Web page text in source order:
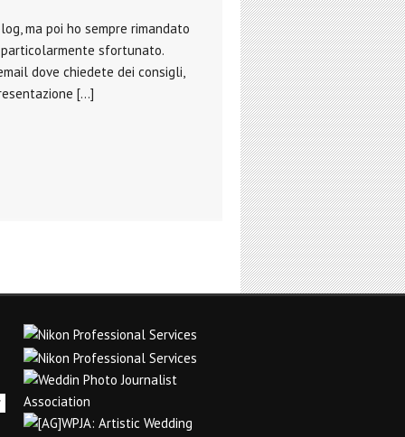
ma poi ho sempre rimandato
sfortunato.
dove chiedete dei consigli,
[…]